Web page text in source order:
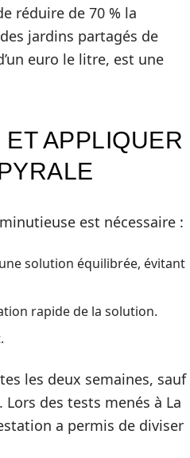
réduire de 70 % la
jardins partagés de
euro le litre, est une
APPLIQUER
est nécessaire :
solution équilibrée, évitant
rapide de la solution.
les deux semaines, sauf
des tests menés à La
a permis de diviser